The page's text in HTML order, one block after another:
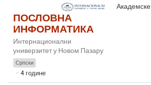
ПОСЛОВНА
ИНФОРМАТИКА
Интернационални
универзитет у Новом Пазару
Српски
4 године
Академске